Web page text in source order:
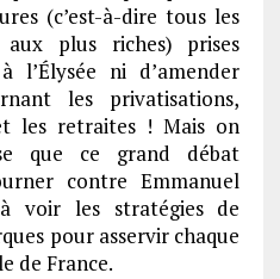
(c’est-à-dire tous les
plus riches) prises
l’Élysée ni d’amender
les privatisations,
les retraites ! Mais on
que ce grand débat
contre Emmanuel
voir les stratégies de
pour asservir chaque
de France.